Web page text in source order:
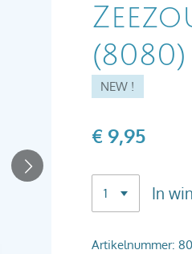
(8080)
NEW !
€ 9,95
In
Artikelnummer: